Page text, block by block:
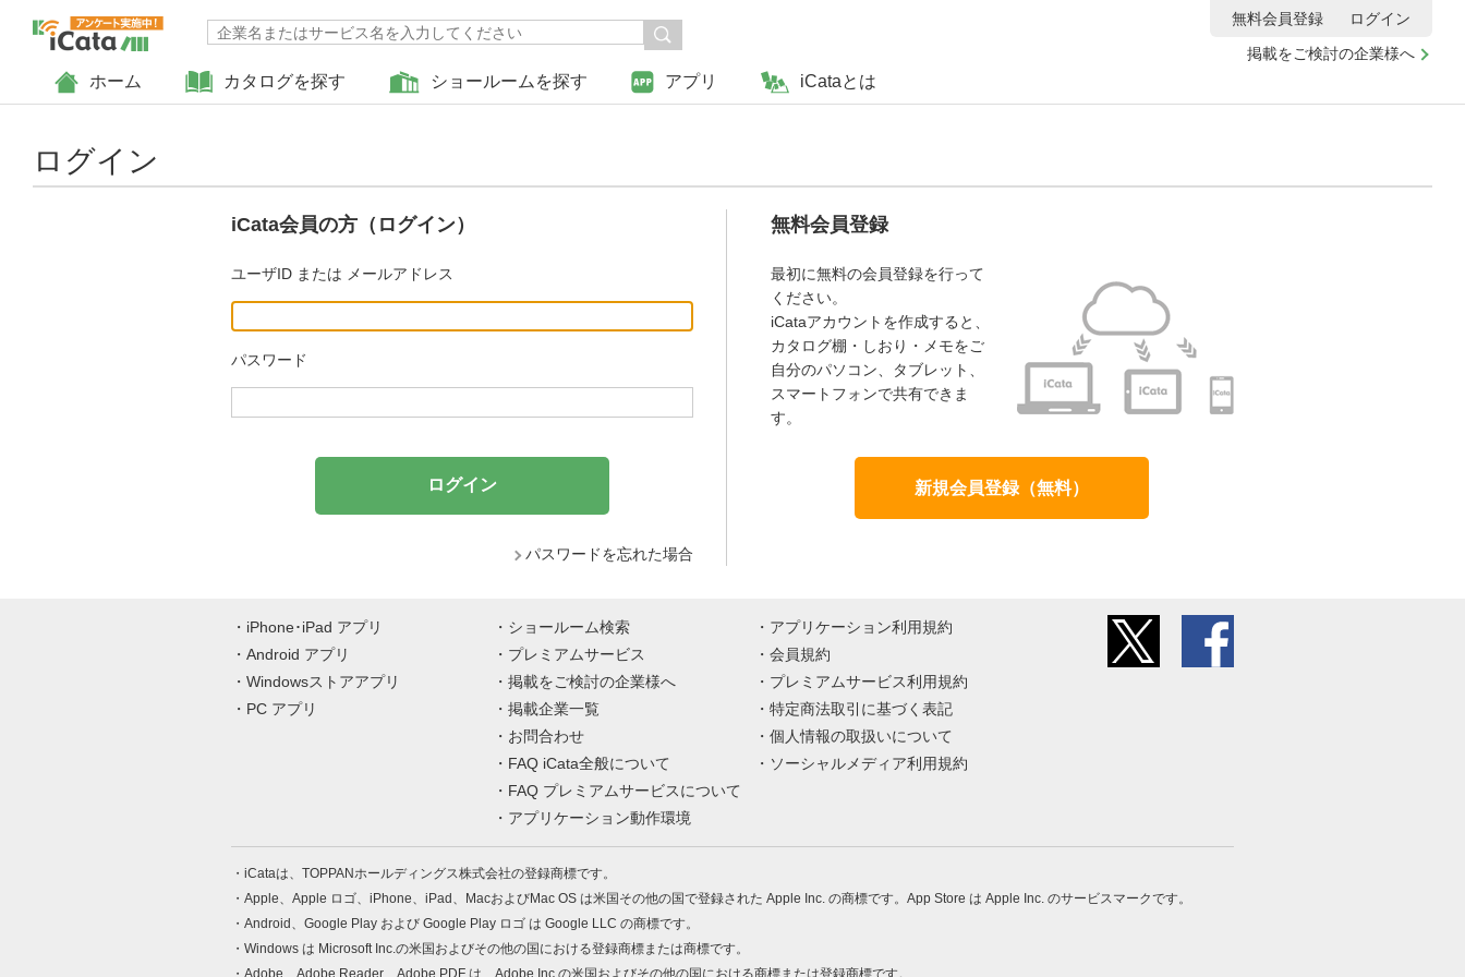
ホーム カタログを探す ショールームを探す アプリ iCataとは
掲載をご検討の企業様へ
無料会員登録 ログイン
ログイン
iCata会員の方（ログイン）
ユーザID または メールアドレス
パスワード
パスワードを忘れた場合
無料会員登録
最初に無料の会員登録を行って
ください。
iCataアカウントを作成すると、
カタログ棚・しおり・メモをご
自分のパソコン、タブレット、
スマートフォンで共有できま
す。
新規会員登録（無料）
iPhone･iPad アプリ
Android アプリ
Windowsストアアプリ
PC アプリ
ショールーム検索
プレミアムサービス
掲載をご検討の企業様へ
掲載企業一覧
お問合わせ
FAQ iCata全般について
FAQ プレミアムサービスについて
アプリケーション動作環境
アプリケーション利用規約
会員規約
プレミアムサービス利用規約
特定商法取引に基づく表記
個人情報の取扱いについて
ソーシャルメディア利用規約
iCataは、TOPPANホールディングス株式会社の登録商標です。
Apple、Apple ロゴ、iPhone、iPad、MacおよびMac OS は米国その他の国で登録された Apple Inc. の商標です。App Store は Apple Inc. のサービスマークです。
Android、Google Play および Google Play ロゴ は Google LLC の商標です。
Windows は Microsoft Inc.の米国およびその他の国における登録商標または商標です。
Adobe、Adobe Reader、Adobe PDF は、Adobe Inc.の米国およびその他の国における商標または登録商標です。